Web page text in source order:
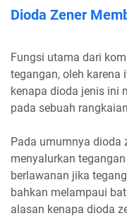
Dioda Zener
Fungsi utama dari
tegangan, oleh
kenapa dioda jenis ini
pada sebuah
Pada umumnya dioda
menyalurkan
berlawanan jika
bahkan melampaui
alasan kenapa dioda